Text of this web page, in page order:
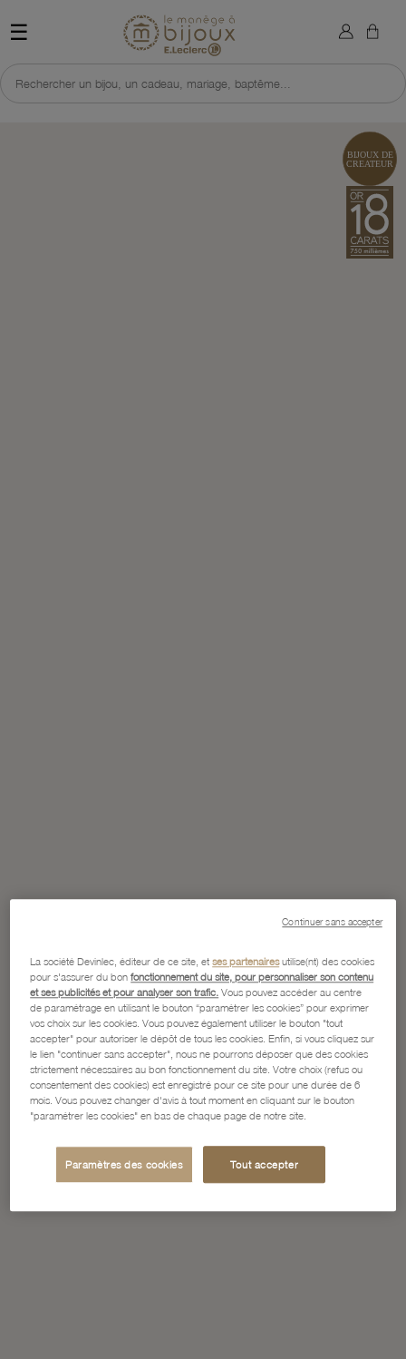
☰ Retour à l'accueil du site
Rechercher un bijou, un cadeau, mariage, baptême...
×
La société Devinlec, éditeur de ce site, etses partenairesutilise(nt) des cookies
pour s'assurer du bonfonctionnement du site, pour personnaliser son contenu
et ses publicités et pour analyser son trafic. Vous pouvez accéder au centre
de paramétrage en utilisant le bouton “paramétrer les cookies” pour exprimer
vos choix sur les cookies. Vous pouvez également utiliser le bouton "tout
accepter" pour autoriser le dépôt de tous les cookies. Enfin, si vous cliquez sur
le lien "continuer sans accepter", nous ne pourrons déposer que des cookies
strictement nécessaires au bon fonctionnement du site. Votre choix (refus ou
consentement des cookies) est enregistré pour ce site pour une durée de 6
mois. Vous pouvez changer d'avis à tout moment en cliquant sur le bouton
"paramétrer les cookies" en bas de chaque page de notre site.
Paramètres des cookies Tout accepter
Continuer sans accepter